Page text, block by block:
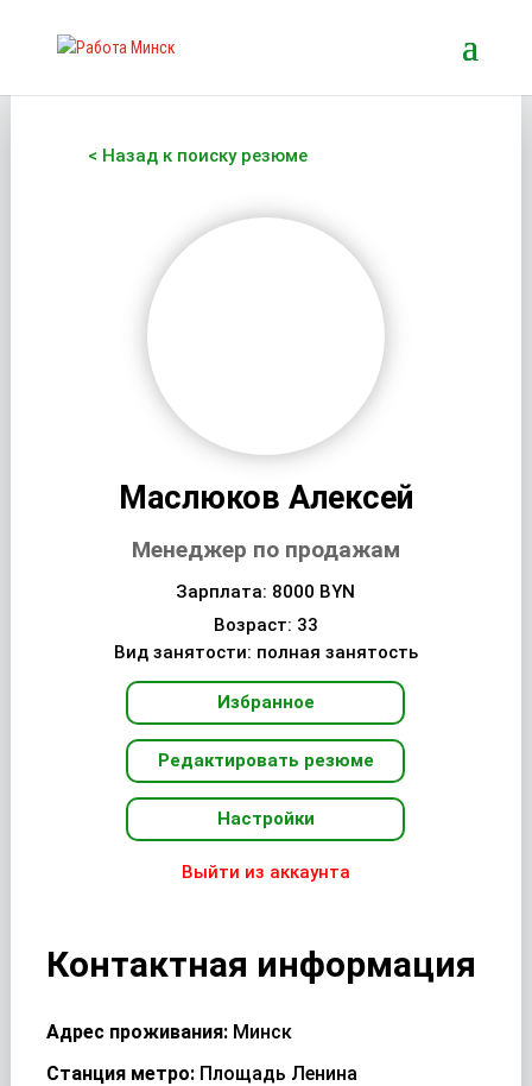
< Назад к поиску резюме
Маслюков Алексей
Менеджер по продажам
Зарплата: 8000 BYN
Возраст: 33
Вид занятости: полная занятость
Избранное
Редактировать резюме
Настройки
Выйти из аккаунта
Контактная информация
Адрес проживания:Минск
Станция метро:Площадь Ленина